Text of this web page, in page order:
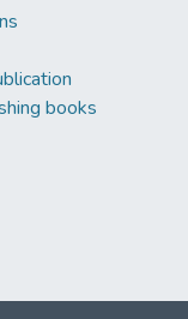
books